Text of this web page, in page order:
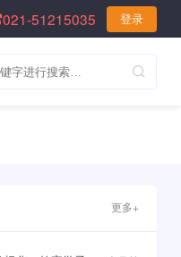
021-51215035 登录
更多+